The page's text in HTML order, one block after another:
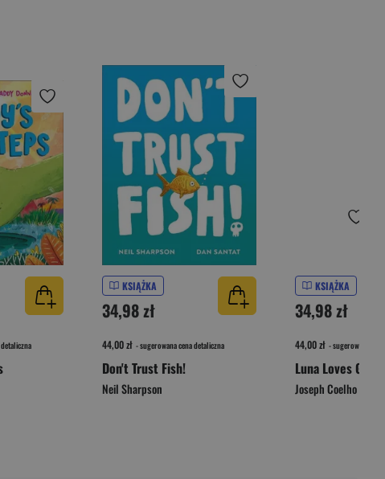
KSIĄŻKA
34,98 zł
44,00 zł - sugerowana cena detaliczna
Don't Trust Fish!
Neil Sharpson
KSIĄŻKA
34,98 zł
44,00 zł - sugerowana
Luna Loves
Joseph Coelho